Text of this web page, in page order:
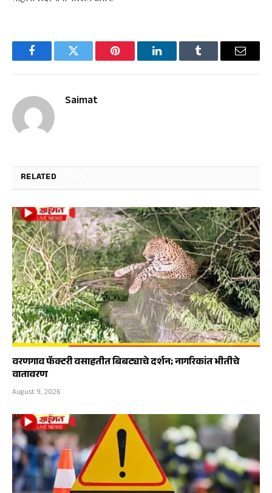
FacebookTwitter Pinterest LinkedInTumblr Email
Saimat
RELATED
वरणगाव फॅक्टरी वसाहतीत बिबट्याचे दर्शन; नागरिकांत भीतीचे
वातावरण
August 9, 2026